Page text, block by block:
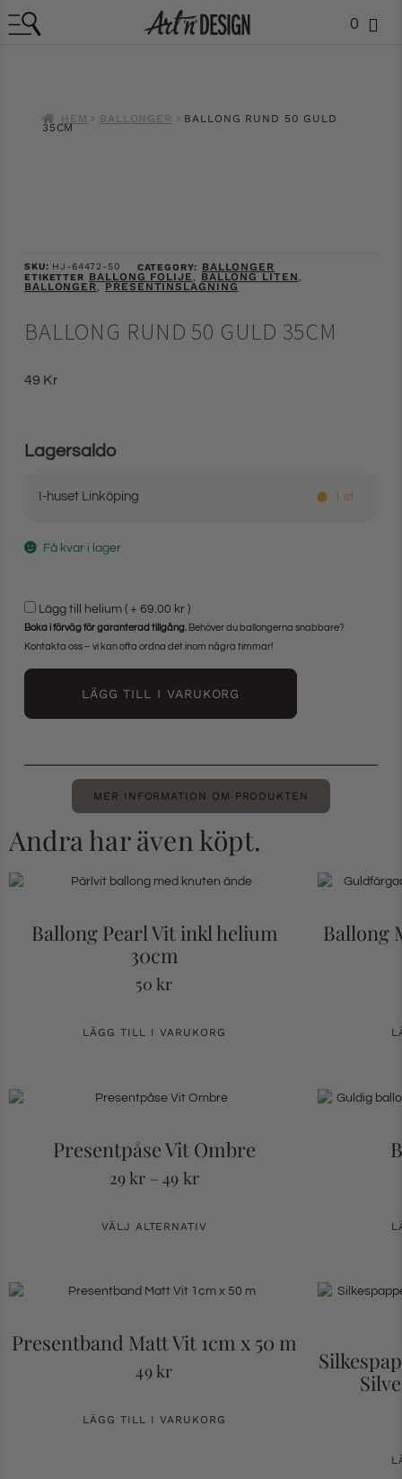
0
HEM BALLONGER BALLONG RUND 50 GULD
35CM
SKU: HJ-64472-50 CATEGORY: BALLONGER
ETIKETTER BALLONG FOLIJE BALLONG LITEN
BALLONGER PRESENTINSLAGNING
BALLONG RUND 50 GULD 35CM
49 Kr
Lagersaldo
I-huset Linköping 1 st
Få kvar i lager
Lägg till helium ( + 69.00 kr)
Boka i förväg för garanterad tillgång.Behöver du ballongerna snabbare?
Kontakta oss – vi kan ofta ordna det inom några timmar!
LÄGG TILL I VARUKORG
MER INFORMATION OM PRODUKTEN
Andra har även köpt.
Ballong Pearl Vit inkl helium
30cm
50kr
LÄGG TILL I VARUKORG
Ballong
Presentpåse Vit Ombre
29kr – 49 kr
VÄLJ ALTERNATIV
Presentband Matt Vit 1cm x 50 m
49kr
LÄGG TILL I VARUKORG